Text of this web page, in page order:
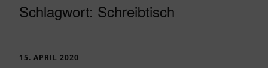
Schlagwort: Schreibtisch
15. APRIL 2020